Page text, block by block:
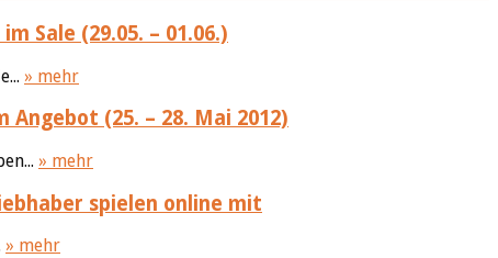
Sale (29.05. – 01.06.)
» mehr
Angebot (25. – 28. Mai 2012)
» mehr
spielen online mit
» mehr